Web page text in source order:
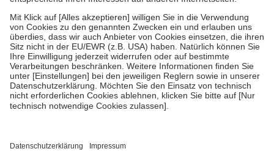
stärken und die besondere Stellung der Familie zu unterstützen,
fallenkeine Zuzahlungenan bei:
• Kindern und Jugendlichen bis zum vollendeten 18. Lebensjahr
mit Ausnahme der Fahrkosten
• Untersuchungen zur Vorsorge und Früherkennung, die von der
GKV getragen werden
• empfohlenen Schutzimpfungen
• Harn- und Blutteststreifen
getroffen, um sicherzustellen, dass es sich um echte Bewertungen